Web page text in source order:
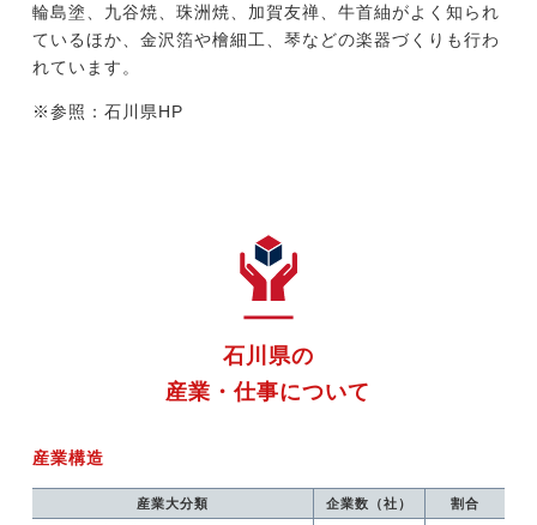
輪島塗、九谷焼、珠洲焼、加賀友禅、牛首紬がよく知られ
ているほか、金沢箔や檜細工、琴などの楽器づくりも行わ
れています。
※参照：石川県HP
石川県の
産業・仕事について
産業構造
産業大分類 企業数（社） 割合